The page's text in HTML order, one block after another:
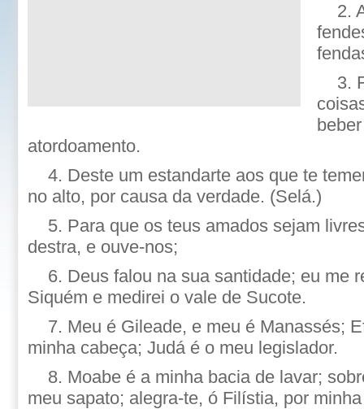
2.
3.
atordoamento.
4. Deste um estandarte aos que te
no alto, por causa da verdade. (Selá.)
5. Para que os teus amados sejam
destra, e ouve-nos;
6. Deus falou na sua santidade; eu me
Siquém e medirei o vale de Sucote.
7. Meu é Gileade, e meu é Manassés;
minha cabeça; Judá é o meu legislador.
8. Moabe é a minha bacia de lavar;
meu sapato; alegra-te, ó Filístia, por